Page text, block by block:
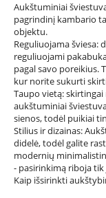
Aukštuminiai
pagrindinį kambario
objektu.
Reguliuojama šviesa:
reguliuojami
pagal savo poreikius.
kur norite sukurti
Taupo vietą:
aukštuminiai
sienos, todėl puikiai
Stilius ir dizainas:
didelė, todėl galite
modernių
- pasirinkimą riboja
Kaip išsirinkti